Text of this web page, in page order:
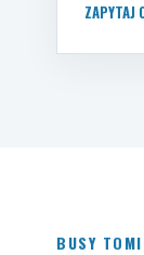
ZAPYTAJ
BUSY